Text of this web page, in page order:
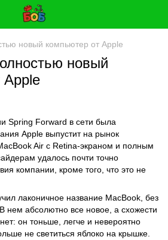
новый компьютер от Apple
новый
Apple
Spring Forward в сети была
Apple выпустит на рынок
Air с Retina-экраном и полным
удалось почти точно
компании, кроме того, что это не
лаконичное название MacBook, без
нем абсолютно все новое, а схожести
он тоньше, легче и невероятно
не светиться яблоко на крышке.